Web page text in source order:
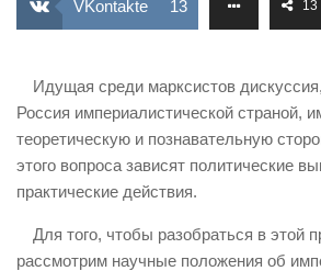
ИЗУЧЕНИЕ ДИАЛЕКТИКИ
ФЕДЕРАЦИЯ ПРОФСОЮЗОВ
НАРОДНАЯ ПРАВДА
VKontakte 13 13
Идущая среди марксистов
Россия империалистической страной,
теоретическую и познавательную
этого вопроса зависят политические
практические действия.
Для того, чтобы разобраться в этой
рассмотрим научные положения об